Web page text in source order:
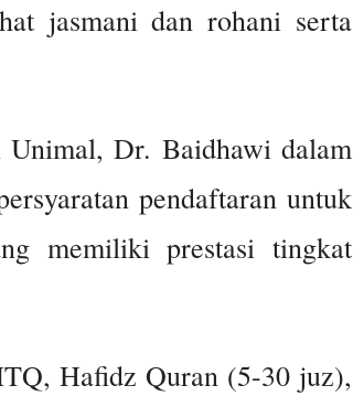
jasmani dan rohani serta
Unimal, Dr. Baidhawi dalam
pendaftaran untuk
memiliki prestasi tingkat
Hafidz Quran (5-30 juz),